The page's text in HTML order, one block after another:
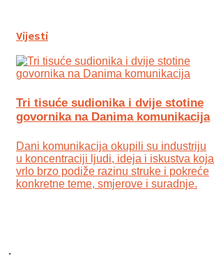
Vijesti
Tri tisuće sudionika i dvije stotine
govornika na Danima komunikacija
Dani komunikacija okupili su industriju
u koncentraciji ljudi, ideja i iskustva koja
vrlo brzo podiže razinu struke i pokreće
konkretne teme, smjerove i suradnje.
.